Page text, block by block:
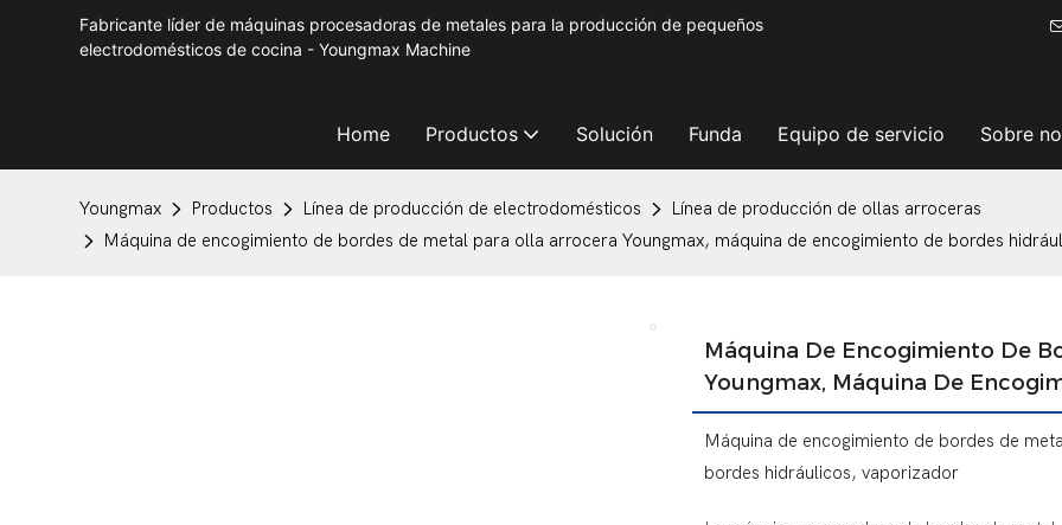
Fabricante líder de máquinas procesadoras de metales para la producción de pequeños
electrodomésticos de cocina - Youngmax Machine
Home Productos Solución Funda Equipo de servicio Sobre
Youngmax Productos Línea de producción de electrodomésticos
Línea de producción de ollas arroceras
Máquina de encogimiento de bordes de metal para olla arrocera Youngmax, máquina de encogimiento de bordes
Máquina De Encogimiento De
Youngmax, Máquina De
Máquina de encogimiento de bordes de
bordes hidráulicos, vaporizador